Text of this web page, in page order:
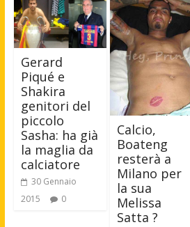
Gerard
Piqué e
Shakira
genitori del
piccolo
Sasha: ha già
la maglia da
calciatore
30 Gennaio
2015
0
Calcio,
Boateng
resterà a
Milano per
la sua
Melissa
Satta ?